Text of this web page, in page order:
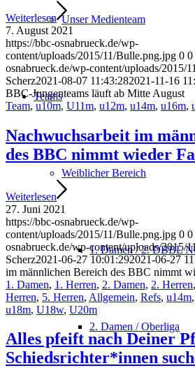
Unser Medienteam
Teams
Weiblicher Bereich
1. Damen / 2. DBBL
2. Damen / Oberliga
Weiterlesen
7. August 2021
https://bbc-osnabrueck.de/wp-
content/uploads/2015/11/Bulle.png.jpg 0 0
osnabrueck.de/wp-content/uploads/2015/
Scherz2021-08-07 11:43:282021-11-16
BBC-Jungenteams läuft ab Mitte August
Team, u10m, U11m, u12m, u14m, u16m,
Nachwuchsarbeit im
des BBC nimmt wieder
Weiterlesen
27. Juni 2021
https://bbc-osnabrueck.de/wp-
content/uploads/2015/11/Bulle.png.jpg 0 0
osnabrueck.de/wp-content/uploads/2015/
Scherz2021-06-27 10:01:292021-06-27
im männlichen Bereich des BBC nimmt
1. Damen, 1. Herren, 2. Damen, 2. Herren,
Herren, 5. Herren, Allgemein, Refs, u14m,
u18m, U18w, U20m
Alles pfeift nach Deiner
Schiedsrichter*innen